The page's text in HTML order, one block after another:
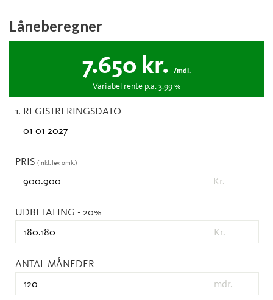
Låneberegner
7.650 kr. /mdl.
Variabel rente p.a.3.99%
1. REGISTRERINGSDATO
PRIS (Inkl. lev. omk.)
Kr.
UDBETALING - 20%
Kr.
ANTAL MÅNEDER
mdr.